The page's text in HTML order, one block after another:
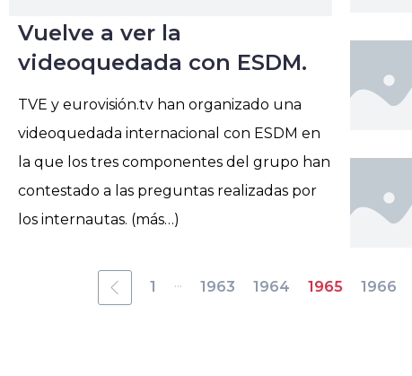
Vuelve a ver la
videoquedada con ESDM.
TVE y eurovisión.tv han organizado una
videoquedada internacional con ESDM en
la que los tres componentes del grupo han
contestado a las preguntas realizadas por
los internautas. (más…)
1 ... 1963 1964 1965 1966